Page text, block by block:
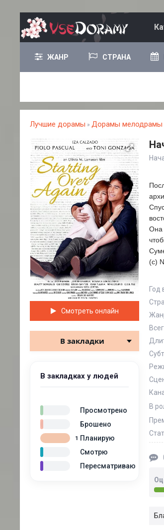
ЖАНР СТРАНА
Лучшие дорамы » Дорамы мелодрамы
Смотреть онлайн
В закладки
В закладках у людей
Просмотрено
Брошено
Планирую
1
Смотрю
Пересматриваю
Она
(с)
Год
В